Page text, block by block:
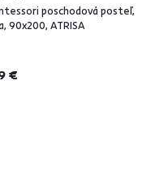
poschodová posteľ,
90x200, ATRISA
€